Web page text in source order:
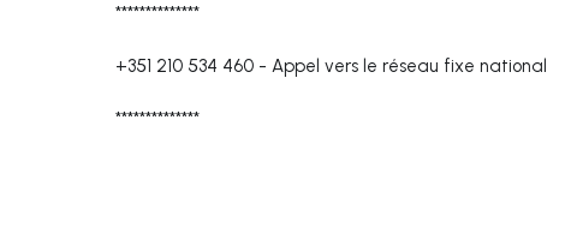
**************
+351 210 534 460 - Appel vers le réseau fixe national
**************